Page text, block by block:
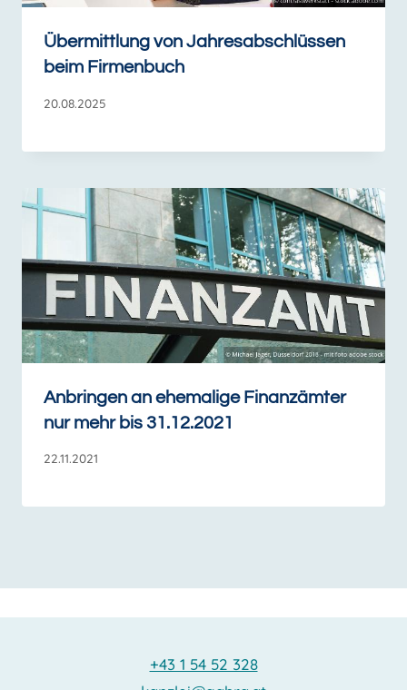
Übermittlung von Jahresabschlüssen
beim Firmenbuch
20.08.2025
Anbringen an ehemalige Finanzämter
nur mehr bis 31.12.2021
22.11.2021
+43 1 54 52 328